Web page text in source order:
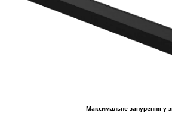
Максимальне занурення у